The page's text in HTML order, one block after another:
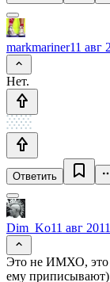
markmariner11 авг
Нет.
Ответить
Dim_Ko11 авг
Это не ИМХО, это
ему